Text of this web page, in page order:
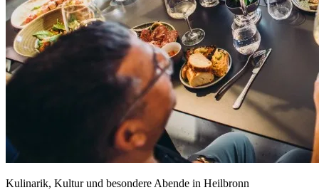
Kulinarik, Kultur und besondere Abende in Heilbronn